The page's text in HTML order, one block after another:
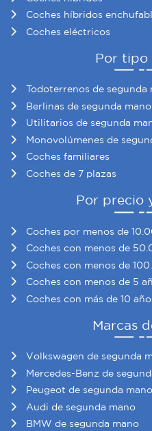
Coches híbridos
Coches eléctricos
Por tipo
Todoterrenos de segunda
Berlinas de segunda mano
Utilitarios de segunda
Monovolúmenes de
Coches familiares
Coches de 7 plazas
Por precio
Coches por menos de
Coches con menos de
Coches con menos de
Coches con menos de 5
Coches con más de 10
Marcas
Volkswagen de segunda
Mercedes-Benz de
Peugeot de segunda mano
Audi de segunda mano
BMW de segunda mano